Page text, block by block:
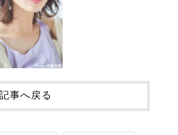
事へ戻る